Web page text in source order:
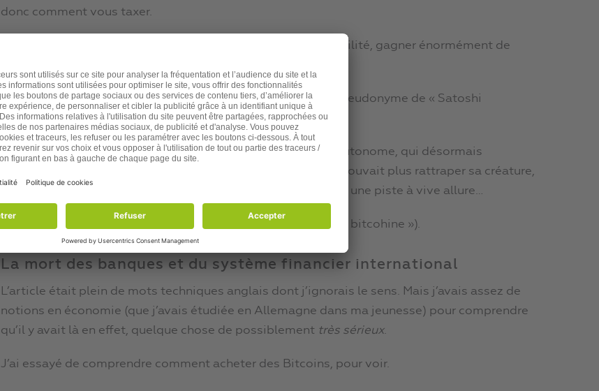
donc comment vous taxer.
Cerise sur le gâteau, cette monnaie allait selon toute probabilité, gagner énormément de
Le créateur de cette nouvelle « monnaie » agissait sous le pseudonyme de « Satoshi
Nakamoto ».
Personne ne savait qui il était. Il avait créé ce logiciel libre, autonome, qui désormais
fonctionnait sans l’intervention de personne. Lui-même ne pouvait plus rattraper sa créature,
qui était partie sur Internet comme une boule de bowling sur une piste à vive allure…
Cette nouvelle monnaie s’appelait le « Bitcoin » (prononcer « bitcohine »).
La mort des banques et du système financier international
L’article était plein de mots techniques anglais dont j’ignorais le sens. Mais j’avais assez de
notions en économie (que j’avais étudiée en Allemagne dans ma jeunesse) pour comprendre
qu’il y avait là en effet, quelque chose de possiblement très sérieux.
J’ai essayé de comprendre comment acheter des Bitcoins, pour voir.